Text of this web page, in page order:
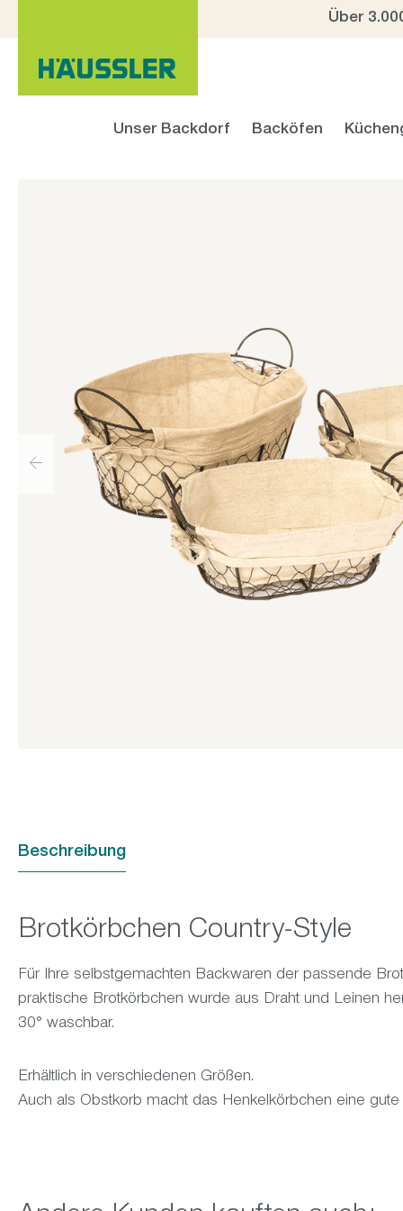
Über
Unser Backdorf Backöfen
Beschreibung
Brotkörbchen Country-Style
Für Ihre selbstgemachten Backwaren der passende
praktische Brotkörbchen wurde aus Draht und Leinen
30° waschbar.
Erhältlich in verschiedenen Größen.
Auch als Obstkorb macht das Henkelkörbchen eine gute